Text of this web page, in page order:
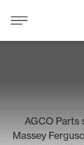
AGCO Parts
Massey